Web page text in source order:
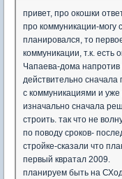
привет, про окошки
про коммуникации-могу
планировался, то
коммуникации, т.к. есть
Чапаева-дома напротив
действительно
с коммуникациями и
изначально сначала
строить. так что не
по поводу сроков-
стройке-сказали что
первый квратал 2009.
планируем быть на